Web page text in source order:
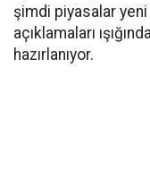
şimdi piyasalar
açıklamaları
hazırlanıyor.